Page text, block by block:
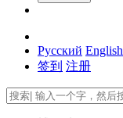
Русский English
签到 注册